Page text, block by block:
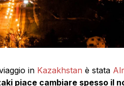
in Kazakhstan è stata
piace cambiare spesso il